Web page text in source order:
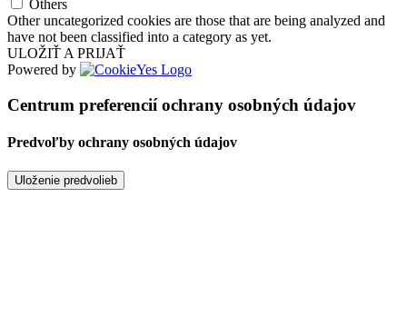
Others
Other uncategorized cookies are those that are being analyzed and
have not been classified into a category as yet.
ULOŽIŤ A PRIJAŤ
Powered by
Centrum preferencií ochrany osobných údajov
Predvoľby ochrany osobných údajov